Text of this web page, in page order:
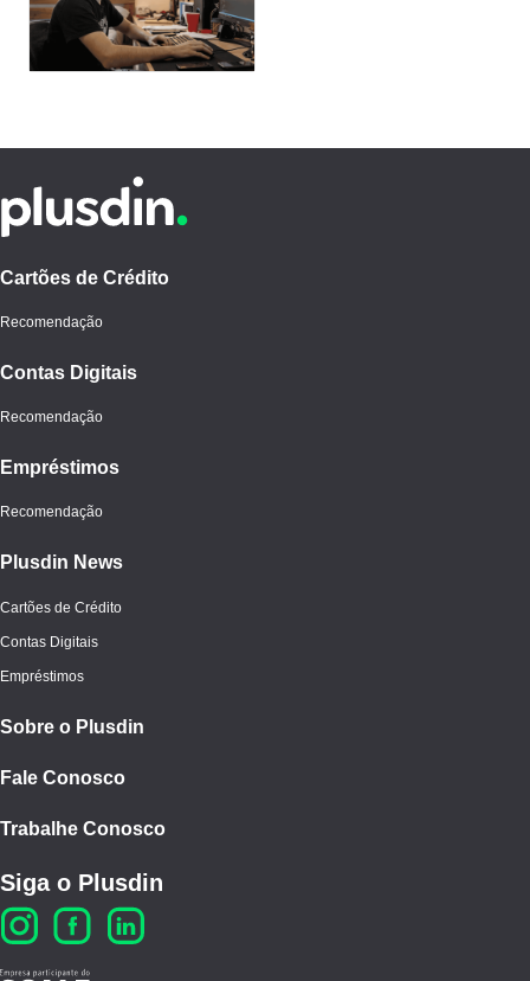
Cartões de Crédito
Recomendação
Contas Digitais
Recomendação
Empréstimos
Recomendação
Plusdin News
Cartões de Crédito
Contas Digitais
Empréstimos
Sobre o Plusdin
Fale Conosco
Trabalhe Conosco
Siga o Plusdin